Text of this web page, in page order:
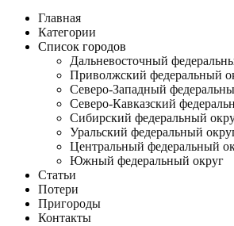
Главная
Категории
Список городов
Дальневосточный
Приволжский федеральный
Северо-Западный
Северо-Кавказский
Сибирский федеральный
Уральский федеральный
Центральный федеральный
Южный федеральный округ
Статьи
Потери
Пригороды
Контакты